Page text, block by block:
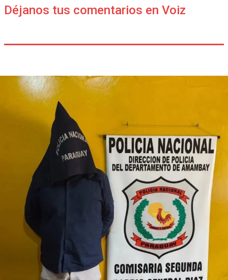
Déjanos tus comentarios en Voiz